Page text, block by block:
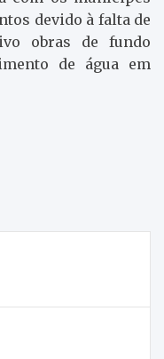
devido à falta de
obras de fundo
de água em